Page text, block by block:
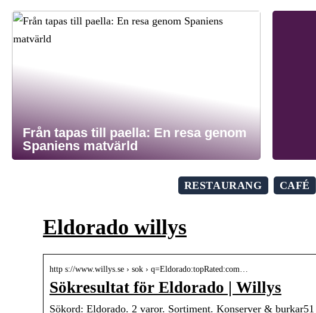
Från tapas till paella: En resa genom
Spaniens matvärld
RESTAURANG CAFÉ
Eldorado willys
http s://www.willys.se › sok › q=Eldorado:topRated:com…
Sökresultat för Eldorado | Willys
Sökord: Eldorado. 2 varor. Sortiment. Konserver &